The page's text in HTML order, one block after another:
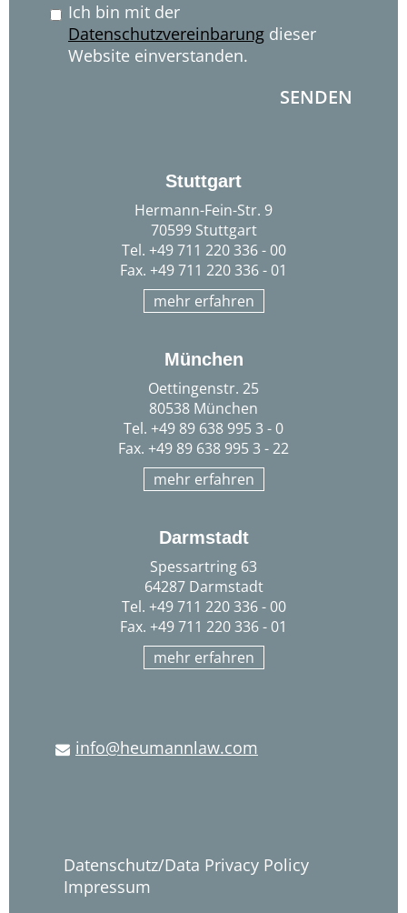
Ich bin mit der
Datenschutzvereinbarung dieser
Website einverstanden.
SENDEN
Stuttgart
Hermann-Fein-Str. 9
70599 Stuttgart
Tel. +49 711 220 336 - 00
Fax. +49 711 220 336 - 01
mehr erfahren
München
Oettingenstr. 25
80538 München
Tel. +49 89 638 995 3 - 0
Fax. +49 89 638 995 3 - 22
mehr erfahren
Darmstadt
Spessartring 63
64287 Darmstadt
Tel. +49 711 220 336 - 00
Fax. +49 711 220 336 - 01
mehr erfahren
info@heumannlaw.com
Datenschutz/Data Privacy Policy
Impressum